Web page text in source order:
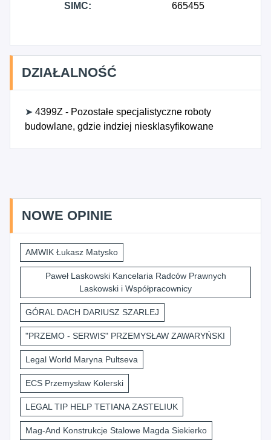
SIMC: 665455
DZIAŁALNOŚĆ
➤ 4399Z - Pozostałe specjalistyczne roboty
budowlane, gdzie indziej niesklasyfikowane
NOWE OPINIE
AMWIK Łukasz Matysko
Paweł Laskowski Kancelaria Radców Prawnych
Laskowski i Współpracownicy
GÓRAL DACH DARIUSZ SZARLEJ
"PRZEMO - SERWIS" PRZEMYSŁAW ZAWARYŃSKI
Legal World Maryna Pultseva
ECS Przemysław Kolerski
LEGAL TIP HELP TETIANA ZASTELIUK
Mag-And Konstrukcje Stalowe Magda Siekierko